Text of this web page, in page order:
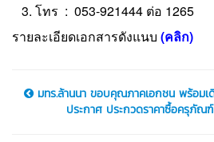
3. โทร : 053-921444 ต่อ 1265
รายละเอียดเอกสารดังแนบ (คลิก)
มทร.ล้านนา ขอบคุณภาคเอกชน พร้อมเ
ประกาศ ประกวดราคาซื้อครุภัณ